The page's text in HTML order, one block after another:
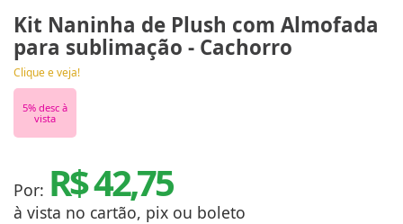
Kit Naninha de Plush com Almofada
para sublimação - Cachorro
Clique e veja!
5% desc à
vista
Por: R$ 42,75
à vista no cartão, pix ou boleto